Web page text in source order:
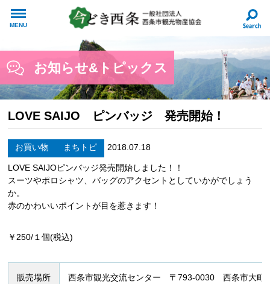
MENU
お知らせ&トピックス
LOVE SAIJO ピンバッジ 発売開始！
お買い物 まちトピ 2018.07.18
LOVE SAIJOピンバッジ発売開始しました！！
スーツやポロシャツ、バッグのアクセントとしていかがでしょう
か。
赤のかわいいポイントが目を惹きます！
￥250/１個(税込)
販売場所 西条市観光交流センター 〒793-0030 西条市大町